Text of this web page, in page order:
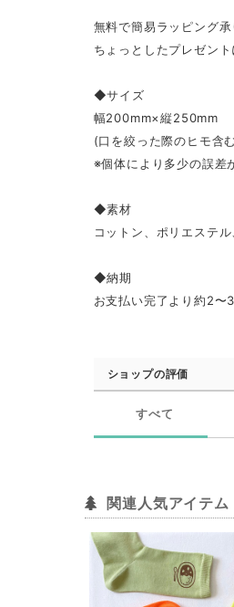
無料で簡易ラッピング承
ちょっとしたプレゼン
◆サイズ
幅200mm×縦250mm
(口を絞った際のヒモ含
※個体により多少の誤差
◆素材
コットン、ポリエステ
◆納期
お支払い完了より約2〜
ショップの評価
すべて
関連人気アイテム